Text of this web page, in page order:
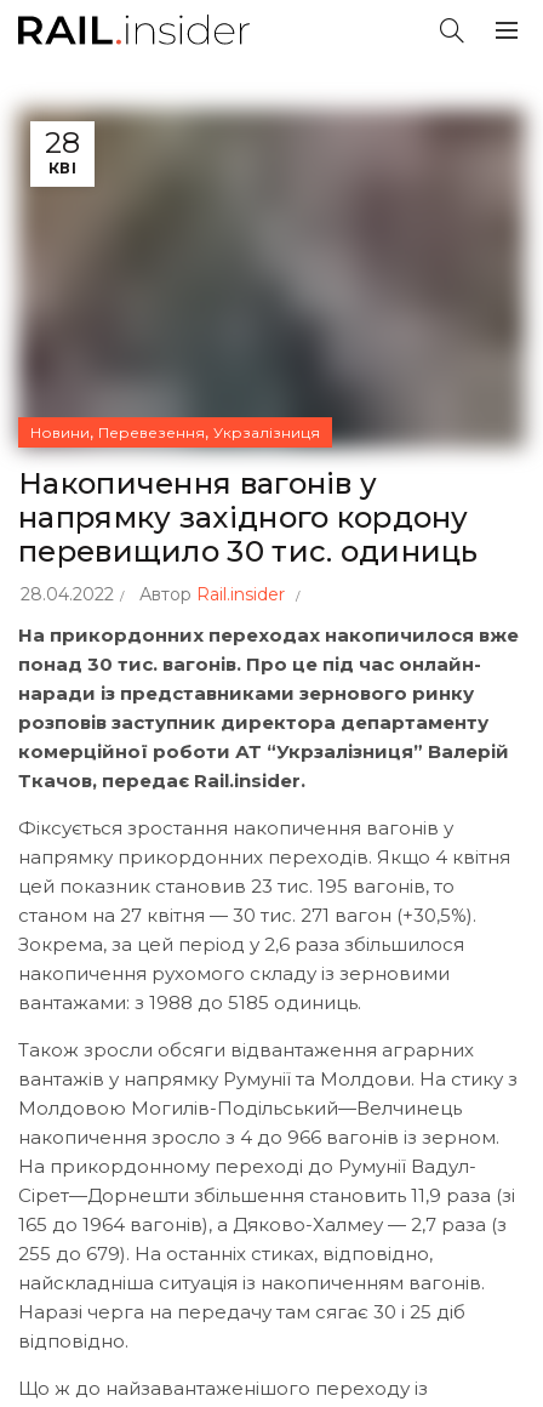
28
КВІ
Новини, Перевезення, Укрзалізниця
Накопичення вагонів у
напрямку західного кордону
перевищило 30 тис. одиниць
28.04.2022 Автор Rail.insider
На прикордонних переходах накопичилося вже
понад 30 тис. вагонів. Про це під час онлайн-
наради із представниками зернового ринку
розповів заступник директора департаменту
комерційної роботи АТ “Укрзалізниця” Валерій
Ткачов, передає Rail.insider.
Фіксується зростання накопичення вагонів у
напрямку прикордонних переходів. Якщо 4 квітня
цей показник становив 23 тис. 195 вагонів, то
станом на 27 квітня — 30 тис. 271 вагон (+30,5%).
Зокрема, за цей період у 2,6 раза збільшилося
накопичення рухомого складу із зерновими
вантажами: з 1988 до 5185 одиниць.
Також зросли обсяги відвантаження аграрних
вантажів у напрямку Румунії та Молдови. На стику з
Молдовою Могилів-Подільський—Велчинець
накопичення зросло з 4 до 966 вагонів із зерном.
На прикордонному переході до Румунії Вадул-
Сірет—Дорнешти збільшення становить 11,9 раза (зі
165 до 1964 вагонів), а Дяково-Халмеу — 2,7 раза (з
255 до 679). На останніх стиках, відповідно,
найскладніша ситуація із накопиченням вагонів.
Наразі черга на передачу там сягає 30 і 25 діб
відповідно.
Що ж до найзавантаженішого переходу із